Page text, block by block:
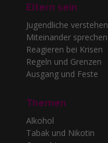
Eltern sein
Jugendliche verstehen
Miteinander sprechen
Reagieren bei Krisen
Regeln und Grenzen
Ausgang und Feste
Themen
Alkohol
Tabak und Nikotin